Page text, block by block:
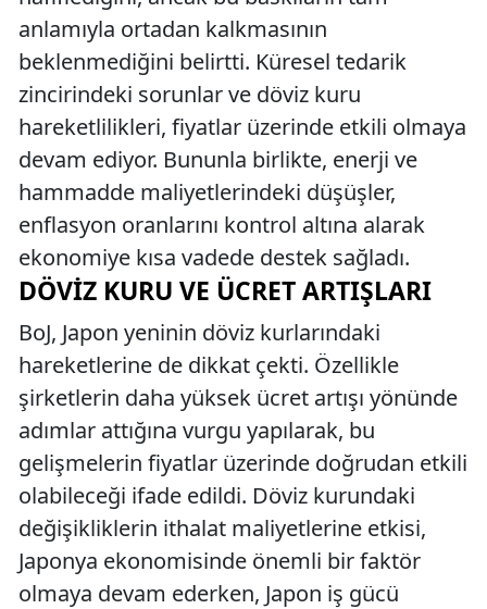
anlamıyla ortadan kalkmasının
beklenmediğini belirtti. Küresel tedarik
zincirindeki sorunlar ve döviz kuru
hareketlilikleri, fiyatlar üzerinde etkili olmaya
devam ediyor. Bununla birlikte, enerji ve
hammadde maliyetlerindeki düşüşler,
enflasyon oranlarını kontrol altına alarak
ekonomiye kısa vadede destek sağladı.
DÖVIZ KURU VE ÜCRET ARTIŞLARI
BoJ, Japon yeninin döviz kurlarındaki
hareketlerine de dikkat çekti. Özellikle
şirketlerin daha yüksek ücret artışı yönünde
adımlar attığına vurgu yapılarak, bu
gelişmelerin fiyatlar üzerinde doğrudan etkili
olabileceği ifade edildi. Döviz kurundaki
değişikliklerin ithalat maliyetlerine etkisi,
Japonya ekonomisinde önemli bir faktör
olmaya devam ederken, Japon iş gücü